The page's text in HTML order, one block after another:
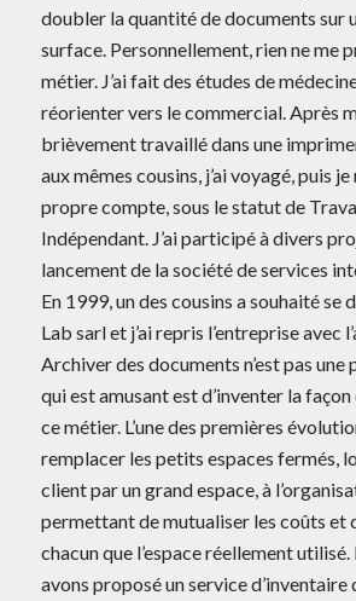
doubler la quantité de documents sur
surface. Personnellement, rien ne me
métier. J’ai fait des études de
réorienter vers le commercial. Après
brièvement travaillé dans une
aux mêmes cousins, j’ai voyagé, puis
propre compte, sous le statut de
Indépendant. J’ai participé à divers
lancement de la société de services
En 1999, un des cousins a souhaité se
Lab sarl et j’ai repris l’entreprise avec
Archiver des documents n’est pas une
qui est amusant est d’inventer la
ce métier. L’une des premières
remplacer les petits espaces fermés,
client par un grand espace, à
permettant de mutualiser les coûts et
chacun que l’espace réellement utilisé.
avons proposé un service d’inventaire